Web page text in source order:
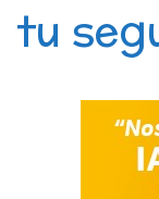
tu